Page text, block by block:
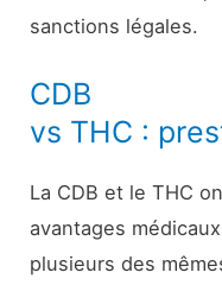
sanctions légales.
CDB
vs THC :
La CDB et le THC
avantages
plusieurs des